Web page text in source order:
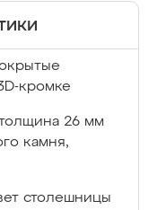
кромке
26 мм
камня,
столешницы